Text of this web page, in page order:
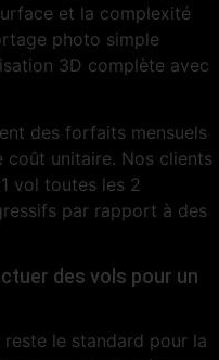
et la complexité
photo simple
3D complète avec
des forfaits mensuels
unitaire. Nos clients
vol toutes les 2
par rapport à des
des vols pour un
le standard pour la